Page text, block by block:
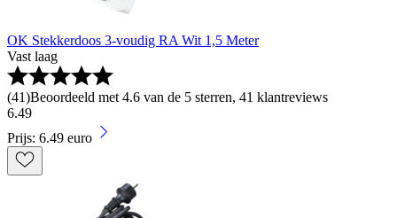
OK Stekkerdoos 3-voudig RA Wit 1,5 Meter
Vast laag
(41)Beoordeeld met 4.6 van de 5 sterren, 41 klantreviews
6.49
Prijs: 6.49 euro